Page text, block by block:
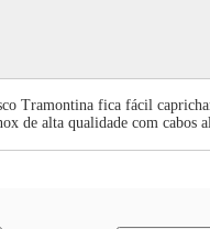
Tramontina fica fácil
de alta qualidade com cabos